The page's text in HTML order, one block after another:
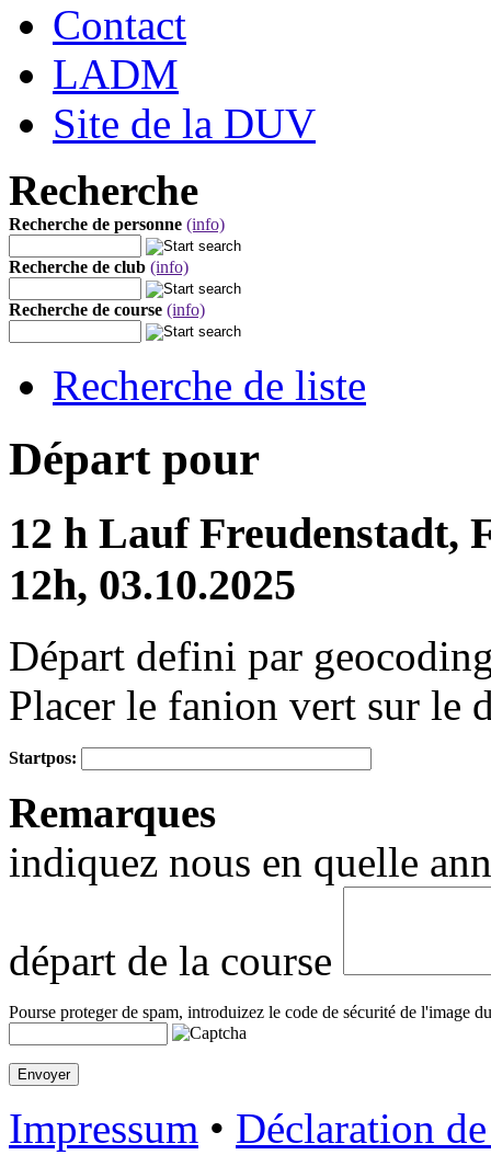
Contact
LADM
Site de la DUV
Recherche
Recherche de personne (info)
Recherche de club (info)
Recherche de course (info)
Recherche de liste
Départ pour
12 h Lauf Freudenstadt,
12h, 03.10.2025
Départ defini par
Placer le fanion vert sur le
−
Startpos:
Remarques
indiquez nous en quelle
départ de la course
Pourse proteger de spam, introduizez le code de sécurité de l'image
Impressum • Déclaration